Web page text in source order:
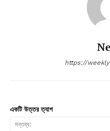
https://
একটি উত্তর ত্যাগ